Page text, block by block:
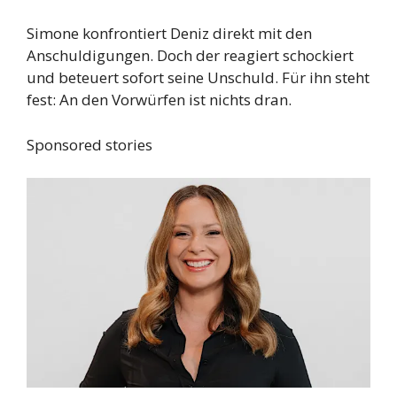
Simone konfrontiert Deniz direkt mit den
Anschuldigungen. Doch der reagiert schockiert
und beteuert sofort seine Unschuld. Für ihn steht
fest: An den Vorwürfen ist nichts dran.
Sponsored stories